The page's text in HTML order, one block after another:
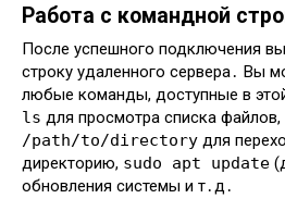
Работа с командной
После успешного подключения
строку удаленного сервера․ Вы
любые команды, доступные в
ls для просмотра списка файлов,
/path/to/directory для
директорию, sudo apt update
обновления системы и т․д․